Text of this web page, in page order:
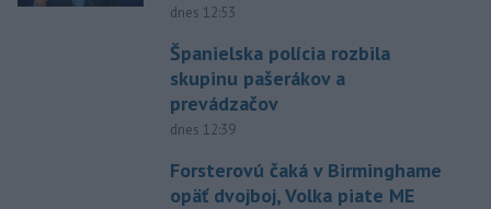
dnes 12:53
Španielska polícia rozbila
skupinu pašerákov a
prevádzačov
dnes 12:39
Forsterovú čaká v Birminghame
opäť dvojboj, Volka piate ME